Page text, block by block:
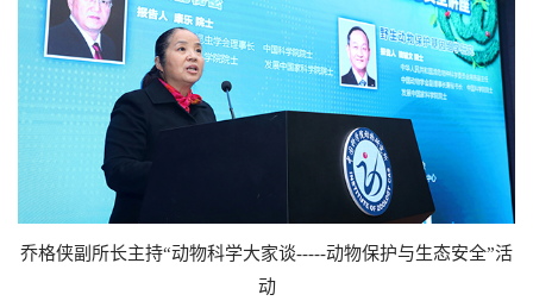
乔格侠副所长主持“动物科学大家谈-----动物保护与生态安全”活
动